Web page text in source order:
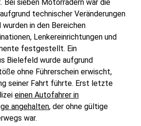
Bei sieben Motorrädern war die
technischer Veränderungen
in den Bereichen
Lenkereinrichtungen und
festgestellt. Ein
Bielefeld wurde aufgrund
ohne Führerschein erwischt,
seiner Fahrt führte. Erst letzte
einen Autofahrer in
angehalten, der ohne gültige
war.